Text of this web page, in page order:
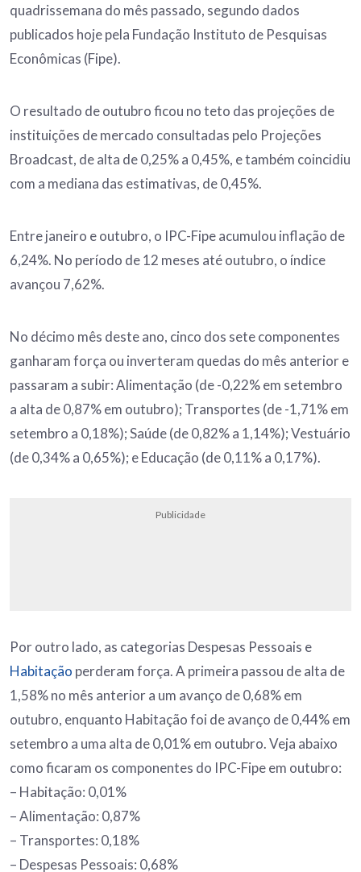
quadrissemana do mês passado, segundo dados
publicados hoje pela Fundação Instituto de Pesquisas
Econômicas (Fipe).
O resultado de outubro ficou no teto das projeções de
instituições de mercado consultadas pelo Projeções
Broadcast, de alta de 0,25% a 0,45%, e também coincidiu
com a mediana das estimativas, de 0,45%.
Entre janeiro e outubro, o IPC-Fipe acumulou inflação de
6,24%. No período de 12 meses até outubro, o índice
avançou 7,62%.
No décimo mês deste ano, cinco dos sete componentes
ganharam força ou inverteram quedas do mês anterior e
passaram a subir: Alimentação (de -0,22% em setembro
a alta de 0,87% em outubro); Transportes (de -1,71% em
setembro a 0,18%); Saúde (de 0,82% a 1,14%); Vestuário
(de 0,34% a 0,65%); e Educação (de 0,11% a 0,17%).
Publicidade
Por outro lado, as categorias Despesas Pessoais e
Habitação perderam força. A primeira passou de alta de
1,58% no mês anterior a um avanço de 0,68% em
outubro, enquanto Habitação foi de avanço de 0,44% em
setembro a uma alta de 0,01% em outubro. Veja abaixo
como ficaram os componentes do IPC-Fipe em outubro:
– Habitação: 0,01%
– Alimentação: 0,87%
– Transportes: 0,18%
– Despesas Pessoais: 0,68%